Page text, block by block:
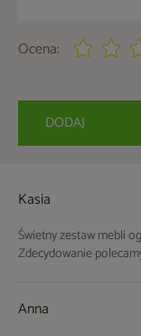
Ocena:
DODAJ
Kasia
Świetny zestaw mebli
Zdecydowanie
Anna